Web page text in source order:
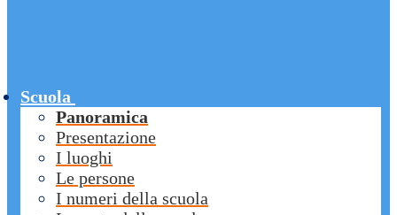
Scuola
Panoramica
Presentazione
I luoghi
Le persone
I numeri della scuola